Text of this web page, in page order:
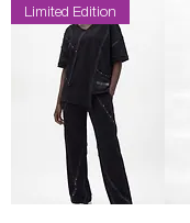
Limited Edition